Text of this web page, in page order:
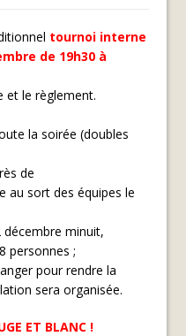
tournoi interne
de 19h30 à
et le règlement.
la soirée (doubles
de
au sort des équipes le
minuit,
personnes ;
pour rendre la
sera organisée.
ET BLANC !